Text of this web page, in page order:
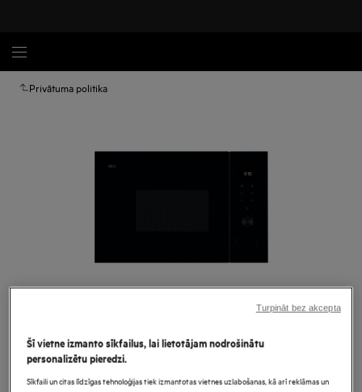
Privātuma politika
OS5MG20EB
Šī vietne izmanto sīkfailus, lai lietotājam nodrošinātu
personalizētu pieredzi.
Sīkfaili un citas līdzīgas tehnoloģijas tiek izmantotas vietnes uzlabošanas, kā arī reklāmas un
Turpināt bez akcepta